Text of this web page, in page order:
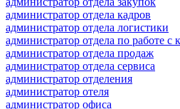
администратор отдела кадров
администратор отдела логистики
администратор отдела по работе с
администратор отдела продаж
администратор отдела сервиса
администратор отделения
администратор отеля
администратор офиса